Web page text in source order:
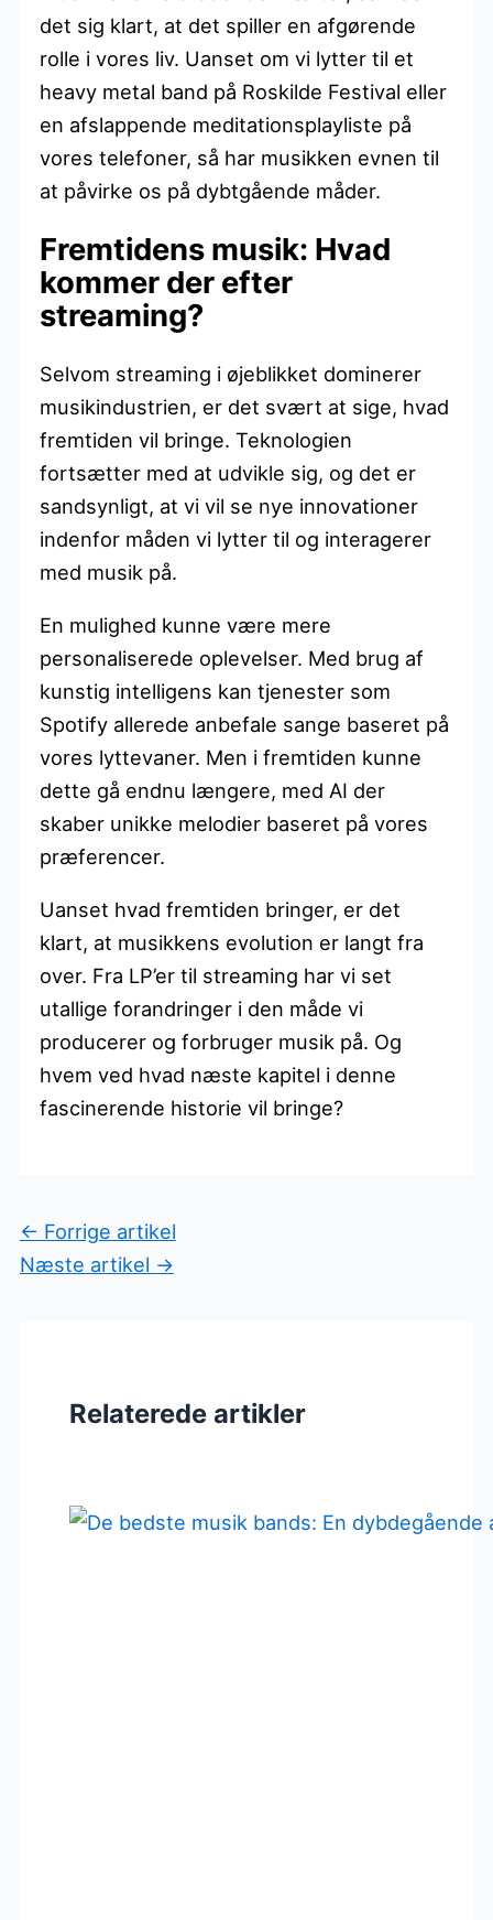
det sig klart, at det spiller en afgørende
rolle i vores liv. Uanset om vi lytter til et
heavy metal band på Roskilde Festival eller
en afslappende meditationsplayliste på
vores telefoner, så har musikken evnen til
at påvirke os på dybtgående måder.
Fremtidens musik: Hvad
kommer der efter
streaming?
Selvom streaming i øjeblikket dominerer
musikindustrien, er det svært at sige, hvad
fremtiden vil bringe. Teknologien
fortsætter med at udvikle sig, og det er
sandsynligt, at vi vil se nye innovationer
indenfor måden vi lytter til og interagerer
med musik på.
En mulighed kunne være mere
personaliserede oplevelser. Med brug af
kunstig intelligens kan tjenester som
Spotify allerede anbefale sange baseret på
vores lyttevaner. Men i fremtiden kunne
dette gå endnu længere, med AI der
skaber unikke melodier baseret på vores
præferencer.
Uanset hvad fremtiden bringer, er det
klart, at musikkens evolution er langt fra
over. Fra LP’er til streaming har vi set
utallige forandringer i den måde vi
producerer og forbruger musik på. Og
hvem ved hvad næste kapitel i denne
fascinerende historie vil bringe?
← Forrige artikel
Næste artikel →
Relaterede artikler